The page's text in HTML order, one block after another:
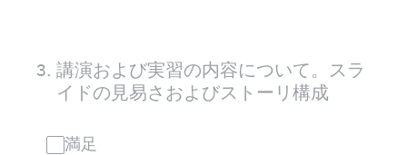
3. 講演および実習の内容について。スラ
イドの見易さおよびストーリ構成
満足